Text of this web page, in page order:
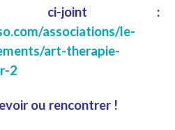
ci-joint :
associations/le-
art-therapie-
2
ou rencontrer !